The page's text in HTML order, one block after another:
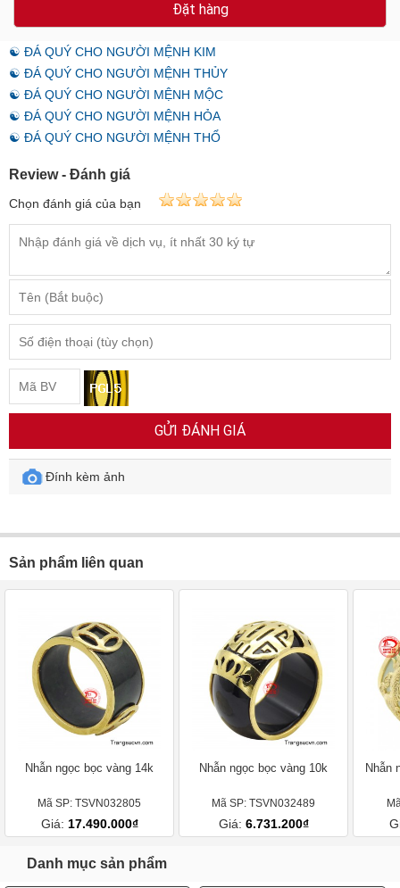
Đặt hàng
☯ ĐÁ QUÝ CHO NGƯỜI MỆNH KIM
☯ ĐÁ QUÝ CHO NGƯỜI MỆNH THỦY
☯ ĐÁ QUÝ CHO NGƯỜI MỆNH MỘC
☯ ĐÁ QUÝ CHO NGƯỜI MỆNH HỎA
☯ ĐÁ QUÝ CHO NGƯỜI MỆNH THỔ
Review - Đánh giá
Chọn đánh giá của bạn
GỬI ĐÁNH GIÁ
Đính kèm ảnh
Sản phẩm liên quan
Nhẫn ngọc bọc vàng 14k
Mã SP: TSVN032805
Giá: 17.490.000₫
Nhẫn ngọc bọc vàng 10k
Mã SP: TSVN032489
Giá: 6.731.200₫
Nhẫn
Danh mục sản phẩm